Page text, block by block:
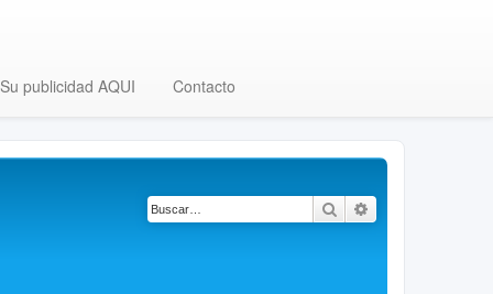
Su publicidad AQUI Contacto
Buscar